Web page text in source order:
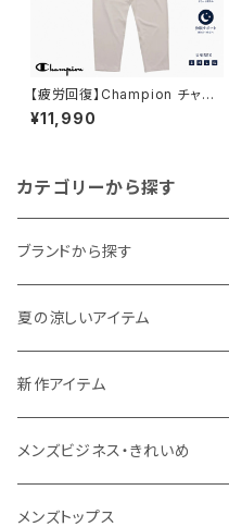
【疲労回復】Champion チャン
ピオン｜リカバリーウェア ロン
グパンツ｜ユニセックス 血行促
¥11,990
カテゴリーから探す
ブランドから探す
THE NORTH FACE
NANGA
1PIU1UGUALE3 RELAX
go slow caravan
夏の涼しいアイテム
メンズ
レディース
新作アイテム
メンズ
レディース
メンズビジネス・きれいめ
スーツ
メンズトップス